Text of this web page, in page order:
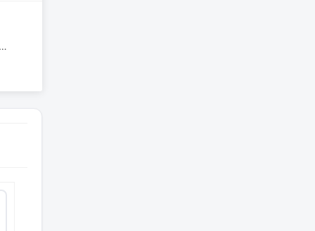
特朗普支持的候选人在爱荷华州州长竞选中失利，因为民主党希望翻转参议院席位 ...